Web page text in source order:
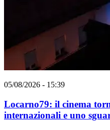
05/08/2026 - 15:39
Locarno79: il cinema
internazionali e uno